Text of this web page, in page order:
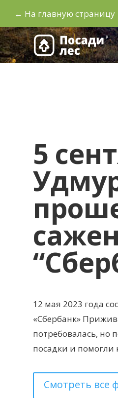
← На главную страницу
5
12 мая 2023 года
«Сбербанк»
потребовалась, но
посадки и
Смотреть все